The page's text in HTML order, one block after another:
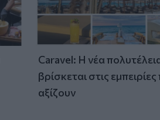
Caravel: Η νέα
βρίσκεται στις
αξίζουν